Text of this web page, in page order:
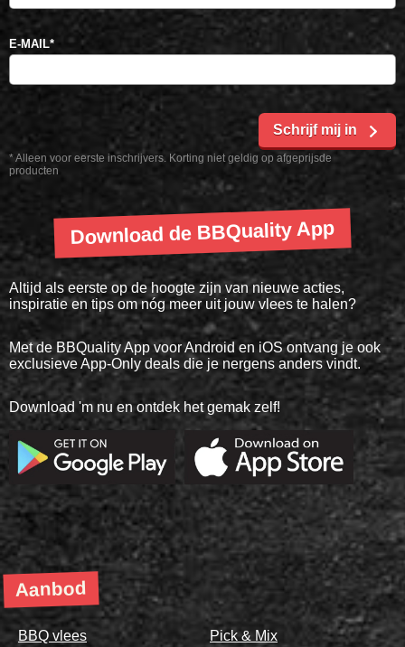
* Alleen voor eerste inschrijvers. Korting niet geldig op afgeprijsde
producten
E-MAIL*
Schrijf mij in
Download de BBQuality App
Altijd als eerste op de hoogte zijn van nieuwe acties,
inspiratie en tips om nóg meer uit jouw vlees te halen?
Met de BBQuality App voor Android en iOS ontvang je ook
exclusieve App-Only deals die je nergens anders vindt.
Download 'm nu en ontdek het gemak zelf!
Aanbod
BBQ vlees
Pick & Mix